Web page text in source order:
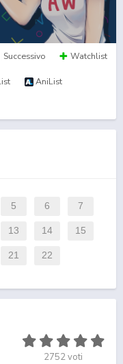
Successivo Watchlist
AniList
5 6 7
13 14 15
21 22
2752voti